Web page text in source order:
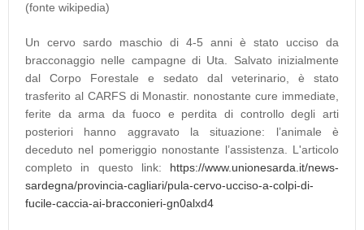
(fonte wikipedia)
Un cervo sardo maschio di 4-5 anni è stato ucciso da
bracconaggio nelle campagne di Uta. Salvato inizialmente
dal Corpo Forestale e sedato dal veterinario, è stato
trasferito al CARFS di Monastir. nonostante cure immediate,
ferite da arma da fuoco e perdita di controllo degli arti
posteriori hanno aggravato la situazione: l’animale è
deceduto nel pomeriggio nonostante l’assistenza. L'articolo
completo in questo link: https://www.unionesarda.it/news-
sardegna/provincia-cagliari/pula-cervo-ucciso-a-colpi-di-
fucile-caccia-ai-bracconieri-gn0alxd4